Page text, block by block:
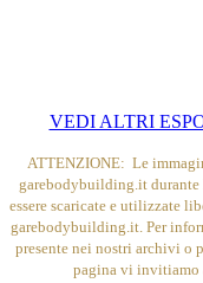
VEDI ALTRI
ATTENZIONE: Le
garebodybuilding.it durante
essere scaricate e utilizzate
garebodybuilding.it. Per
presente nei nostri archivi o
pagina vi invitiamo